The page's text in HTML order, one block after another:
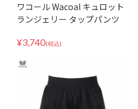
ワコール Wacoal キュロット
ランジェリー タップパンツ
由来素材使用 HDB520 LLサイ
¥3,740(税込)